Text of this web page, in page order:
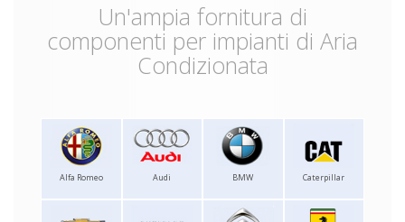
Un'ampia fornitura di
componenti per impianti di Aria
Condizionata
Alfa Romeo Audi BMW Caterpillar